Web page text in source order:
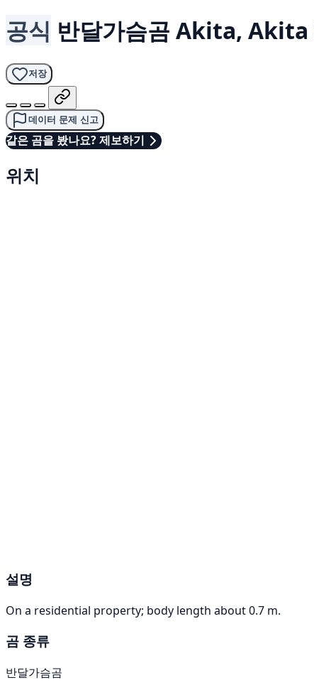
공식 반달가슴곰 Akita, Akita
저장
데이터 문제 신고
같은 곰을 봤나요? 제보하기
위치
설명
On a residential property; body length about 0.7 m.
곰 종류
반달가슴곰